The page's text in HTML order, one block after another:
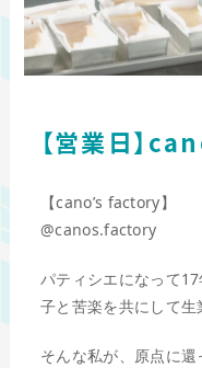
【営業日】
【cano’s factory】
@canos.factory
パティシエになって
子と苦楽を共にして生
そんな私が、原点に